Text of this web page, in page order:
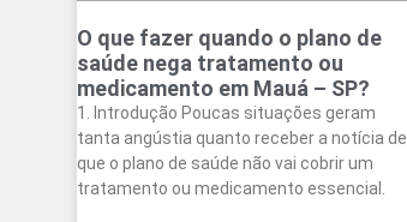
O que fazer quando o plano de
saúde nega tratamento ou
medicamento em Mauá – SP?
1. Introdução Poucas situações geram
tanta angústia quanto receber a notícia de
que o plano de saúde não vai cobrir um
tratamento ou medicamento essencial.